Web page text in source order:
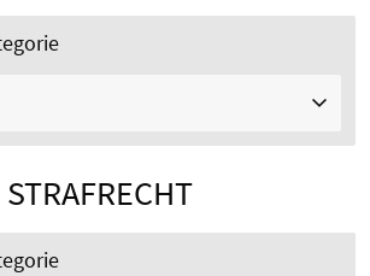
STRAFRECHT